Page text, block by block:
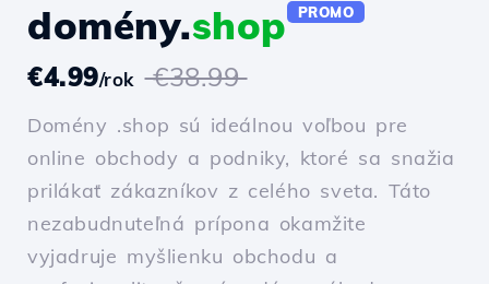
domény.shop PROMO
€4.99/rok €38.99
Domény .shop sú ideálnou voľbou pre
online obchody a podniky, ktoré sa snažia
prilákať zákazníkov z celého sveta. Táto
nezabudnuteľná prípona okamžite
vyjadruje myšlienku obchodu a